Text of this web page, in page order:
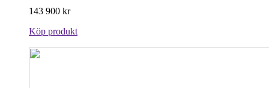
143 900 kr
Köp produkt